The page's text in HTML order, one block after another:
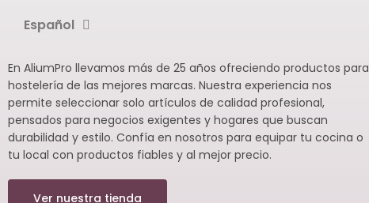
Español
En AliumPro llevamos más de 25 años ofreciendo productos para
hostelería de las mejores marcas. Nuestra experiencia nos
permite seleccionar solo artículos de calidad profesional,
pensados para negocios exigentes y hogares que buscan
durabilidad y estilo. Confía en nosotros para equipar tu cocina o
tu local con productos fiables y al mejor precio.
Ver nuestra tienda